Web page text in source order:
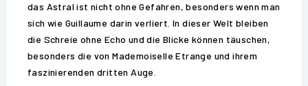
das Astral ist nicht ohne Gefahren, besonders wenn man
sich wie Guillaume darin verliert. In dieser Welt bleiben
die Schreie ohne Echo und die Blicke können täuschen,
besonders die von Mademoiselle Etrange und ihrem
faszinierenden dritten Auge.